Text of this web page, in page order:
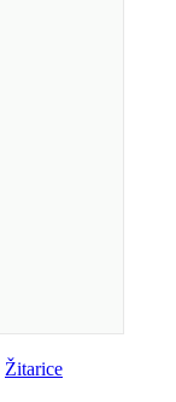
Žitarice